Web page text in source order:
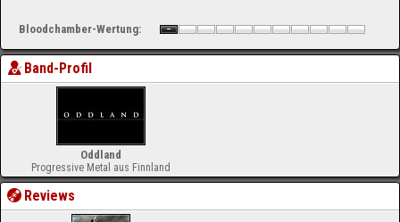
Bloodchamber-Wertung:
Band-Profil
Oddland
Progressive Metal aus Finnland
Reviews